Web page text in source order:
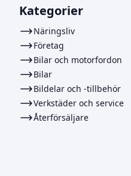
Kategorier
Näringsliv
Företag
Bilar och motorfordon
Bilar
Bildelar och -tillbehör
Verkstäder och service
Återförsäljare